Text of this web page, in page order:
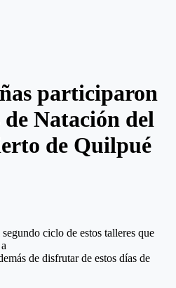
participaron
de Natación del
de Quilpué
ciclo de estos talleres que
de disfrutar de estos días de